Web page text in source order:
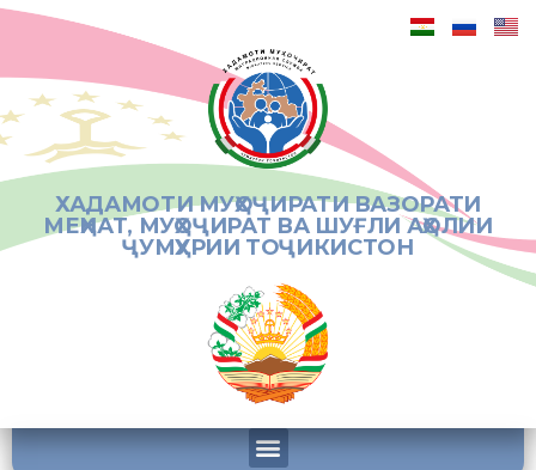
ХАДАМОТИ МУҲОҶИРАТИ ВАЗОРАТИ
МЕҲНАТ, МУҲОҶИРАТ ВА ШУҒЛИ АҲОЛИИ
ҶУМҲУРИИ ТОҶИКИСТОН